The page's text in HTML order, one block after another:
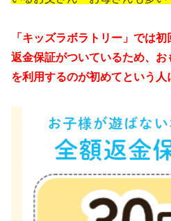
「キッズラボラトリー」では
返金保証がついているため、
を利用するのが初めてという人